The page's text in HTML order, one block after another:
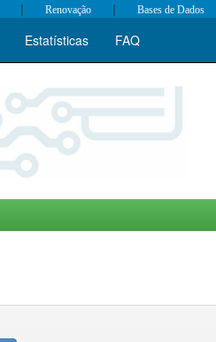
| Renovação | Bases de Dados
Estatísticas FAQ